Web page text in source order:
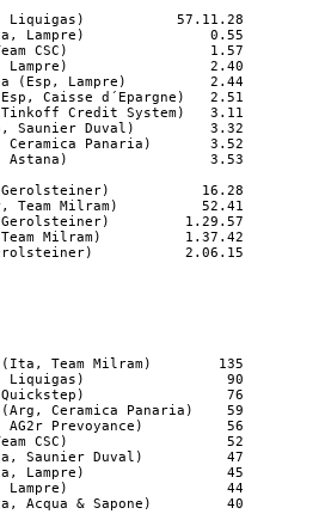
Liquigas)           57.11.28
Lampre)               0.55
CSC)                 1.57
Lampre)                 2.40
(Esp, Lampre)          2.44
Caisse d´Epargne)   2.51
Credit System)   3.11
Saunier Duval)         3.32
Ceramica Panaria)       3.52
Astana)                 3.53
Gerolsteiner)           16.28
Team Milram)          52.41
Gerolsteiner)         1.29.57
Milram)          1.37.42
Team Milram)        135
Liquigas)                 90
76
Ceramica Panaria)    59
AG2r Prevoyance)          56
CSC)                   52
Saunier Duval)          47
Lampre)                 45
Lampre)                   44
Acqua & Sapone)         40